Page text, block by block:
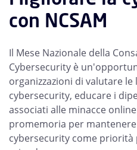
con NCSAM
Il Mese Nazionale della
Cybersecurity è
organizzazioni di valutare
cybersecurity, educare i
associati alle minacce
promemoria per mantenere
cybersecurity come